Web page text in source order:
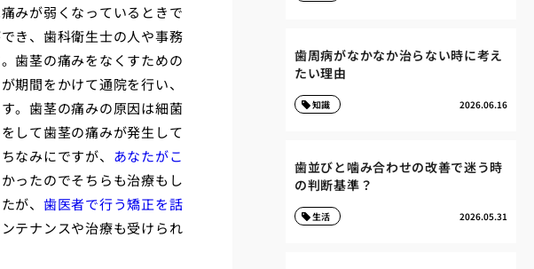
みが弱くなっているときで
き、歯科衛生士の人や事務
歯茎の痛みをなくすための
期間をかけて通院を行い、
。歯茎の痛みの原因は細菌
して歯茎の痛みが発生して
なみにですが、 あなたがこ
ったのでそちらも治療もし
が、 歯医者で行う矯正を話
テナンスや治療も受けられ
歯周病がなかなか治らない時に考え
たい理由
2026.06.16
知識
歯並びと噛み合わせの改善で迷う時
の判断基準？
2026.05.31
生活